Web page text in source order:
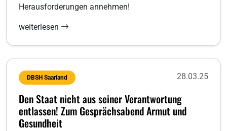
Herausforderungen annehmen!
weiterlesen
DBSH Saarland 28.03.25
Den Staat nicht aus seiner Verantwortung
entlassen! Zum Gesprächsabend Armut und
Gesundheit